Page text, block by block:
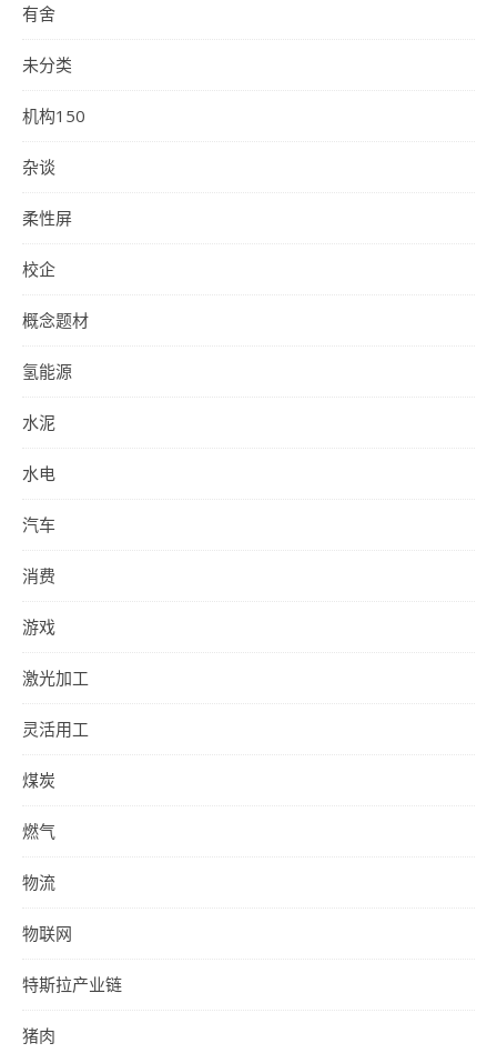
有舍
未分类
机构150
杂谈
柔性屏
校企
概念题材
氢能源
水泥
水电
汽车
消费
游戏
激光加工
灵活用工
煤炭
燃气
物流
物联网
特斯拉产业链
猪肉